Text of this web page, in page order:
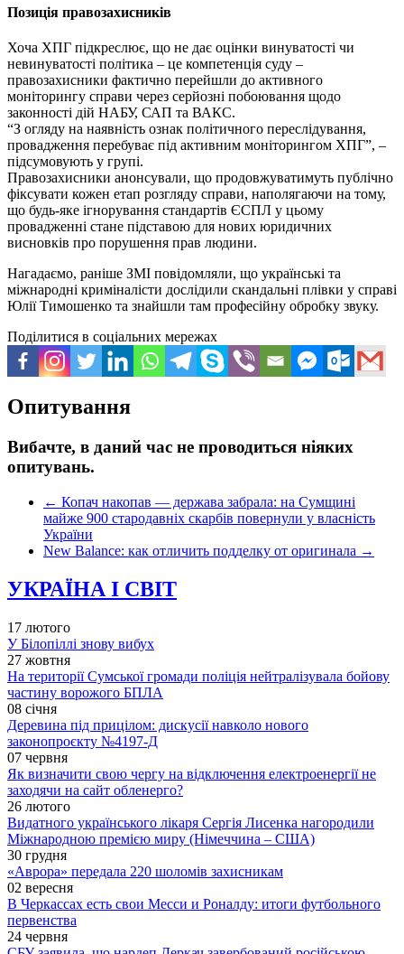
Позиція правозахисників
Хоча ХПГ підкреслює, що не дає оцінки винуватості чи
невинуватості політика – це компетенція суду –
правозахисники фактично перейшли до активного
моніторингу справи через серйозні побоювання щодо
законності дій НАБУ, САП та ВАКС.
“З огляду на наявність ознак політичного переслідування,
провадження перебуває під активним моніторингом ХПГ”, –
підсумовують у групі.
Правозахисники анонсували, що продовжуватимуть публічно
фіксувати кожен етап розгляду справи, наполягаючи на тому,
що будь-яке ігнорування стандартів ЄСПЛ у цьому
провадженні стане підставою для нових юридичних
висновків про порушення прав людини.
Нагадаємо, раніше ЗМІ повідомляли, що українські та
міжнародні криміналісти дослідили скандальні плівки у справі
Юлії Тимошенко та знайшли там професійну обробку звуку.
Поділитися в соціальних мережах
Опитування
Вибачте, в даний час не проводиться ніяких
опитувань.
← Копач накопав — держава забрала: на Сумщині
майже 900 стародавніх скарбів повернули у власність
України
New Balance: как отличить подделку от оригинала →
УКРАЇНА І СВІТ
17 лютого
У Білопіллі знову вибух
27 жовтня
На території Сумської громади поліція нейтралізувала бойову
частину ворожого БПЛА
08 січня
Деревина під прицілом: дискусії навколо нового
законопроєкту №4197-Д
07 червня
Як визначити свою чергу на відключення електроенергії не
заходячи на сайт обленерго?
26 лютого
Видатного українського лікаря Сергія Лисенка нагородили
Міжнародною премією миру (Німеччина – США)
30 грудня
«Аврора» передала 220 шоломів захисникам
02 вересня
В Черкассах есть свои Месси и Роналду: итоги футбольного
первенства
24 червня